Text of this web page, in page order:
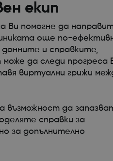
екип
Ви помогне да
още по-
и справките,
да следи прогреса
виртуални грижи
възможност да
справки за
за допълнително